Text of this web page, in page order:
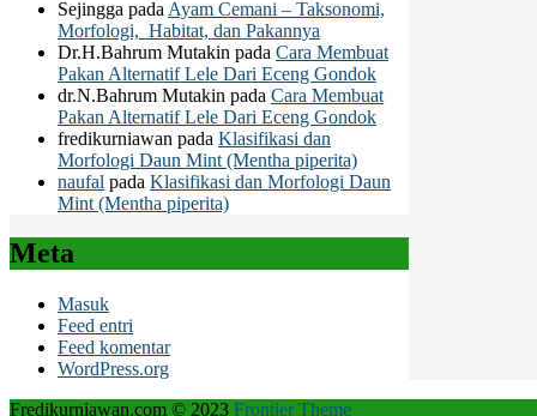
Sejingga pada Ayam Cemani – Taksonomi,
Morfologi, Habitat, dan Pakannya
Dr.H.Bahrum Mutakin pada Cara Membuat
Pakan Alternatif Lele Dari Eceng Gondok
dr.N.Bahrum Mutakin pada Cara Membuat
Pakan Alternatif Lele Dari Eceng Gondok
fredikurniawan pada Klasifikasi dan
Morfologi Daun Mint (Mentha piperita)
naufal pada Klasifikasi dan Morfologi Daun
Mint (Mentha piperita)
Meta
Masuk
Feed entri
Feed komentar
WordPress.org
Fredikurniawan.com © 2023 Frontier Theme